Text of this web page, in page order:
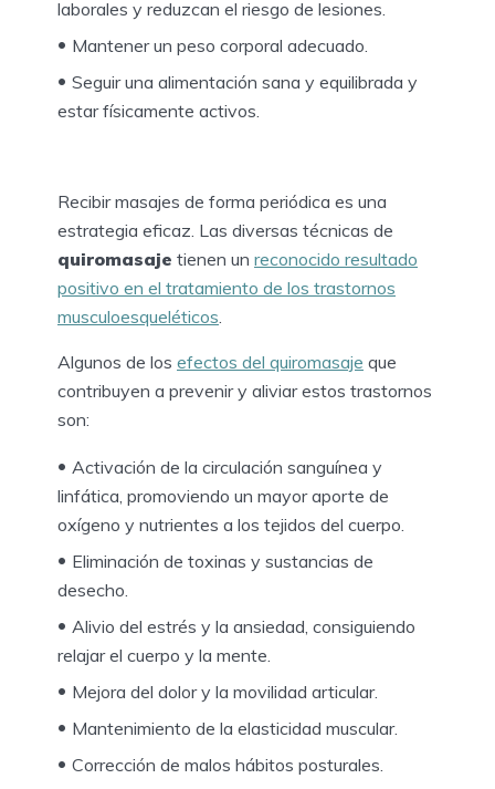
laborales y reduzcan el riesgo de lesiones.
Mantener un peso corporal adecuado.
Seguir una alimentación sana y equilibrada y
estar físicamente activos.
Recibir masajes de forma periódica es una
estrategia eficaz. Las diversas técnicas de
quiromasaje tienen un reconocido resultado
positivo en el tratamiento de los trastornos
musculoesqueléticos.
Algunos de los efectos del quiromasaje que
contribuyen a prevenir y aliviar estos trastornos
son:
Activación de la circulación sanguínea y
linfática, promoviendo un mayor aporte de
oxígeno y nutrientes a los tejidos del cuerpo.
Eliminación de toxinas y sustancias de
desecho.
Alivio del estrés y la ansiedad, consiguiendo
relajar el cuerpo y la mente.
Mejora del dolor y la movilidad articular.
Mantenimiento de la elasticidad muscular.
Corrección de malos hábitos posturales.